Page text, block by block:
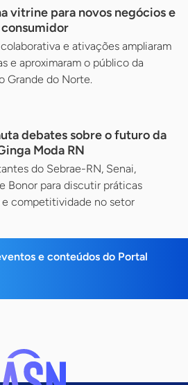
vitrine para novos negócios e
e ativações ampliaram
e aproximaram o público da
Grande do Norte.
debates sobre o futuro da
Moda RN
do Sebrae-RN, Senai,
Bonor para discutir práticas
competitividade no setor
e conteúdos do Portal